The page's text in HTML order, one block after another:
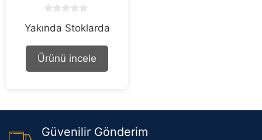
o
t
f
Yakında Stoklarda
Ürünü incele
Güvenilir Gönderim